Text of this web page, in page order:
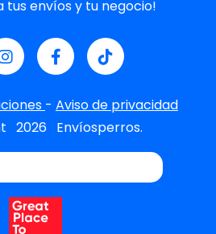
tus envíos y tu negocio!
- Aviso de privacidad
2026 Envíosperros.